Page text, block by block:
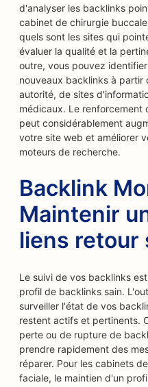
d'analyser les backlinks
cabinet de chirurgie
quels sont les sites qui
évaluer la qualité et la
outre, vous pouvez
nouveaux backlinks à
autorité, de sites
médicaux. Le renforcement
peut considérablement
votre site web et améliorer
moteurs de recherche.
Backlink
Maintenir
liens retour
Le suivi de vos backlinks
profil de backlinks sain.
surveiller l'état de vos
restent actifs et pertinents.
perte ou de rupture de
prendre rapidement des
réparer. Pour les cabinets
faciale, le maintien d'un